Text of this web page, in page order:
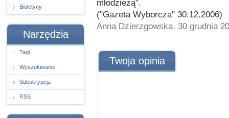
Biuletyny
Narzędzia
Tagi
Wyszukiwanie
Subskrypcja
RSS
młodzieżą”.
("Gazeta Wyborcza" 30.12.2006)
Anna Dzierzgowska, 30 grudnia
Twoja opinia